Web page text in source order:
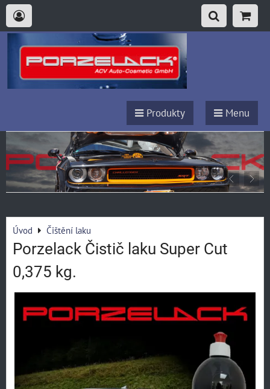
Produkty Menu
Úvod Čištění laku
Porzelack Čistič laku Super Cut
0,375 kg.